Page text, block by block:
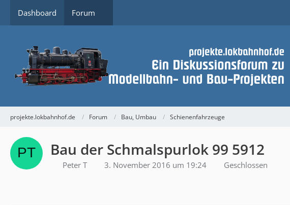
Dashboard Forum
projekte.lokbahnhof.de Forum Bau, Umbau Schienenfahrzeuge
Bau der Schmalspurlok 99 5912
Peter T 3. November 2016 um 19:24 Geschlossen